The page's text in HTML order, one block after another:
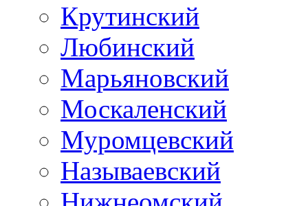
Крутинский
Любинский
Марьяновский
Москаленский
Муромцевский
Называевский